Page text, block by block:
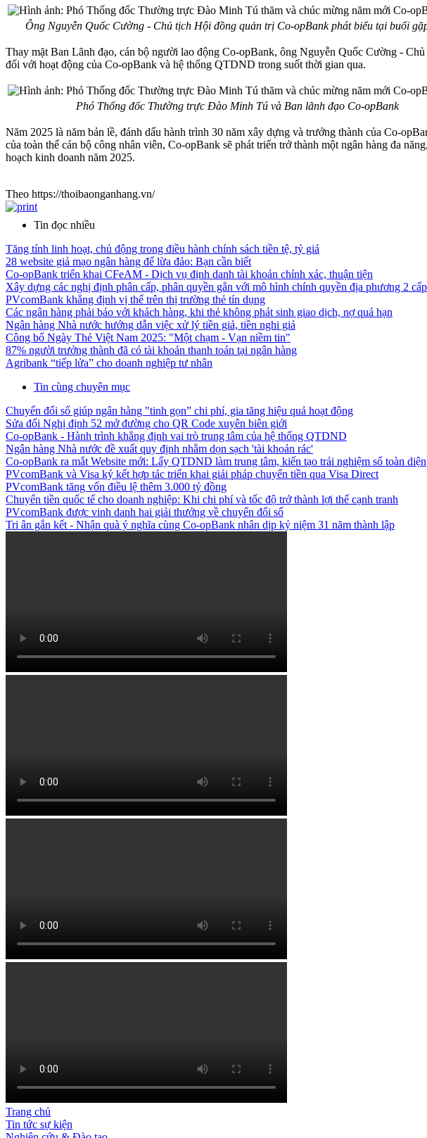
Ông Nguyễn Quốc Cường - Chủ tịch Hội đồng quản trị Co-opBank phát biểu tại buổi
Thay mặt Ban Lãnh đạo, cán bộ người lao động Co-opBank, ông Nguyễn Quốc Cường -
đối với hoạt động của Co-opBank và hệ thống QTDND trong suốt thời gian qua.
Phó Thống đốc Thường trực Đào Minh Tú và Ban lãnh đạo Co-opBank
Năm 2025 là năm bản lề, đánh dấu hành trình 30 năm xây dựng và trưởng thành của Co-
của toàn thể cán bộ công nhân viên, Co-opBank sẽ phát triển trở thành một ngân hàng đa
hoạch kinh doanh năm 2025.
Theo https://thoibaonganhang.vn/
Tin đọc nhiều
Tăng tính linh hoạt, chủ động trong điều hành chính sách tiền tệ, tỷ giá
28 website giả mạo ngân hàng để lừa đảo: Bạn cần biết
Co-opBank triển khai CFeAM - Dịch vụ định danh tài khoản chính xác, thuận tiện
Xây dựng các nghị định phân cấp, phân quyền gắn với mô hình chính quyền địa phương 2
PVcomBank khẳng định vị thế trên thị trường thẻ tín dụng
Các ngân hàng phải báo với khách hàng, khi thẻ không phát sinh giao dịch, nợ quá hạn
Ngân hàng Nhà nước hướng dẫn việc xử lý tiền giả, tiền nghi giả
Công bố Ngày Thẻ Việt Nam 2025: "Một chạm - Vạn niềm tin"
87% người trưởng thành đã có tài khoản thanh toán tại ngân hàng
Agribank “tiếp lửa” cho doanh nghiệp tư nhân
Tin cùng chuyên mục
Chuyển đổi số giúp ngân hàng "tinh gọn” chi phí, gia tăng hiệu quả hoạt động
Sửa đổi Nghị định 52 mở đường cho QR Code xuyên biên giới
Co-opBank - Hành trình khẳng định vai trò trung tâm của hệ thống QTDND
Ngân hàng Nhà nước đề xuất quy định nhằm dọn sạch 'tài khoản rác'
Co-opBank ra mắt Website mới: Lấy QTDND làm trung tâm, kiến tạo trải nghiệm số toàn diện
PVcomBank và Visa ký kết hợp tác triển khai giải pháp chuyển tiền qua Visa Direct
PVcomBank tăng vốn điều lệ thêm 3.000 tỷ đồng
Chuyển tiền quốc tế cho doanh nghiệp: Khi chi phí và tốc độ trở thành lợi thế cạnh tranh
PVcomBank được vinh danh hai giải thưởng về chuyển đổi số
Tri ân gắn kết - Nhận quà ý nghĩa cùng Co-opBank nhân dịp kỷ niệm 31 năm thành lập
Trang chủ
Tin tức sự kiện